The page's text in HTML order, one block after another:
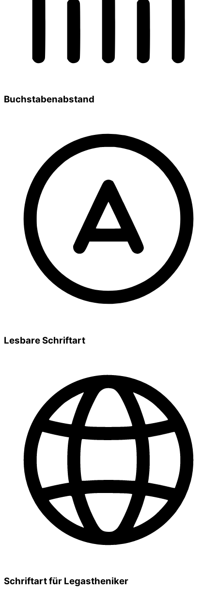
Buchstabenabstand
Lesbare Schriftart
Schriftart für Legastheniker